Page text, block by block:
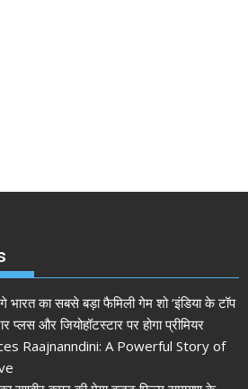
का सबसे बड़ा फैमिली गेम शो ‘इंडिया के टॉप
प्लस और जियोहॉटस्टार पर होगा प्रीमियर
Raajnanndini: A Powerful Story of